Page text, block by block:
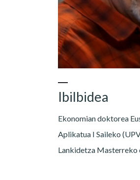
Ibilbidea
Ekonomian doktorea
Aplikatua I Saileko
Lankidetza Masterreko